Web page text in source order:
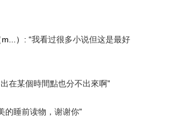
） : “我看过很多小说但这是最好
在某個時間點也分不出來啊”
的睡前读物，谢谢你”